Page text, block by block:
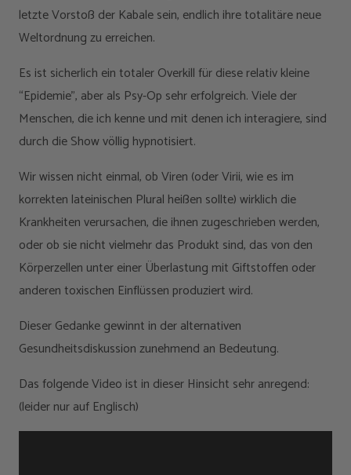
letzte Vorstoß der Kabale sein, endlich ihre totalitäre neue
Weltordnung zu erreichen.
Es ist sicherlich ein totaler Overkill für diese relativ kleine
“Epidemie”, aber als Psy-Op sehr erfolgreich. Viele der
Menschen, die ich kenne und mit denen ich interagiere, sind
durch die Show völlig hypnotisiert.
Wir wissen nicht einmal, ob Viren (oder Virii, wie es im
korrekten lateinischen Plural heißen sollte) wirklich die
Krankheiten verursachen, die ihnen zugeschrieben werden,
oder ob sie nicht vielmehr das Produkt sind, das von den
Körperzellen unter einer Überlastung mit Giftstoffen oder
anderen toxischen Einflüssen produziert wird.
Dieser Gedanke gewinnt in der alternativen
Gesundheitsdiskussion zunehmend an Bedeutung.
Das folgende Video ist in dieser Hinsicht sehr anregend:
(leider nur auf Englisch)